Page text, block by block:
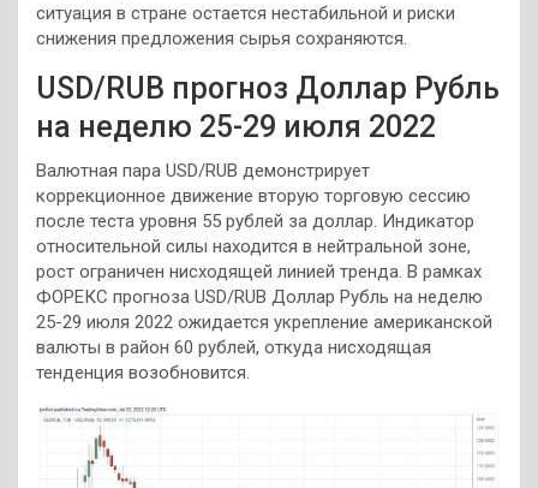
ситуация в стране остается нестабильной и риски
снижения предложения сырья сохраняются.
USD/RUB прогноз Доллар Рубль
на неделю 25-29 июля 2022
Валютная пара USD/RUB демонстрирует
коррекционное движение вторую торговую сессию
после теста уровня 55 рублей за доллар. Индикатор
относительной силы находится в нейтральной зоне,
рост ограничен нисходящей линией тренда. В рамках
ФОРЕКС прогноза USD/RUB Доллар Рубль на неделю
25-29 июля 2022 ожидается укрепление американской
валюты в район 60 рублей, откуда нисходящая
тенденция возобновится.